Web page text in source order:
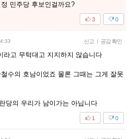
민주당 후보인걸까요?
0
3
신고 | 공감 확인
라고 무턱대고 지지하지 않습니다
수의 호남이었죠 물론 그때는 그게 잘못
당의 우리가 남이가는 아닙니다
0
1